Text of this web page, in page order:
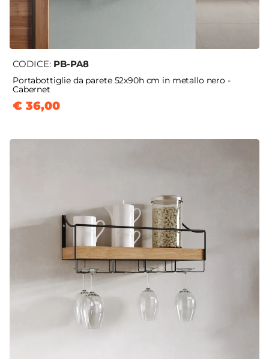
CODICE: PB-PA8
Portabottiglie da parete 52x90h cm in metallo nero -
Cabernet
€ 36,00